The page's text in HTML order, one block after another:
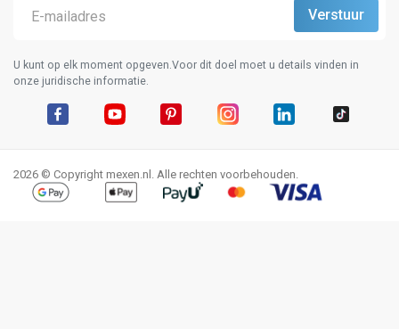
U kunt op elk moment opgeven.Voor dit doel moet u details vinden in
onze juridische informatie.
2026 © Copyright mexen.nl. Alle rechten voorbehouden.